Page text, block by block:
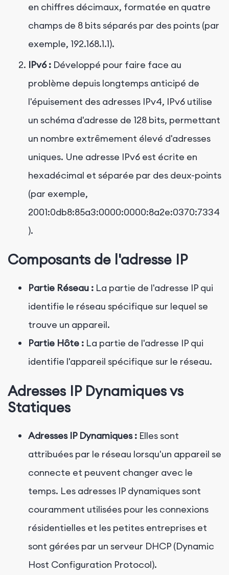
en chiffres décimaux, formatée en quatre
champs de 8 bits séparés par des points (par
exemple, 192.168.1.1).
IPv6 : Développé pour faire face au
problème depuis longtemps anticipé de
l'épuisement des adresses IPv4, IPv6 utilise
un schéma d'adresse de 128 bits, permettant
un nombre extrêmement élevé d'adresses
uniques. Une adresse IPv6 est écrite en
hexadécimal et séparée par des deux-points
(par exemple,
2001:0db8:85a3:0000:0000:8a2e:0370:7334
).
Composants de l'adresse IP
Partie Réseau : La partie de l'adresse IP qui
identifie le réseau spécifique sur lequel se
trouve un appareil.
Partie Hôte : La partie de l'adresse IP qui
identifie l'appareil spécifique sur le réseau.
Adresses IP Dynamiques vs
Statiques
Adresses IP Dynamiques : Elles sont
attribuées par le réseau lorsqu'un appareil se
connecte et peuvent changer avec le
temps. Les adresses IP dynamiques sont
couramment utilisées pour les connexions
résidentielles et les petites entreprises et
sont gérées par un serveur DHCP (Dynamic
Host Configuration Protocol).